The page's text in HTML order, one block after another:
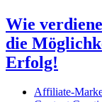
Wie
die
Erfolg!
Affiliate-